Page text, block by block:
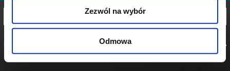
Zezwól na wybór
Odmowa
POLITYKA
POLITYKA